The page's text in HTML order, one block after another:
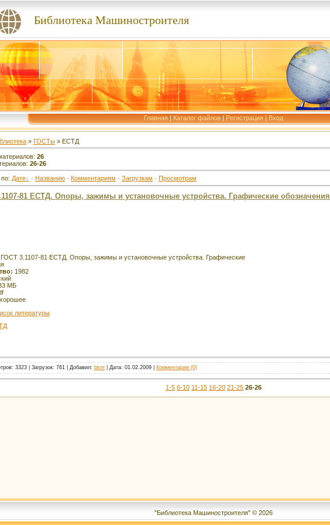
Библиотека Машиностроителя
Главная | Каталог файлов | Регистрация | Вход
» ГОСТы » ЕСТД
26
26-26
Дате · Названию · Комментариям · Загрузкам · Просмотрам
81 ЕСТД. Опоры, зажимы и установочные устройства. Графические обозначения
ГОСТ 3.1107-81 ЕСТД. Опоры, зажимы и установочные устройства. Графические
1982
МБ
хорошее
литературы
3323 | Загрузок: 761 | Добавил: bkm | Дата: 01.02.2009 Комментарии (0)
1-5 6-10 11-15 16-20 21-25 26-26
"Библиотека Машиностроителя" © 2026